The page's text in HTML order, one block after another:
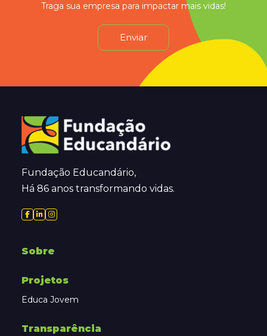
Traga sua empresa para impactar mais vidas!
Enviar
Fundação Educandário,
Há 86 anos transformando vidas.
Sobre
Projetos
Educa Jovem
Transparência